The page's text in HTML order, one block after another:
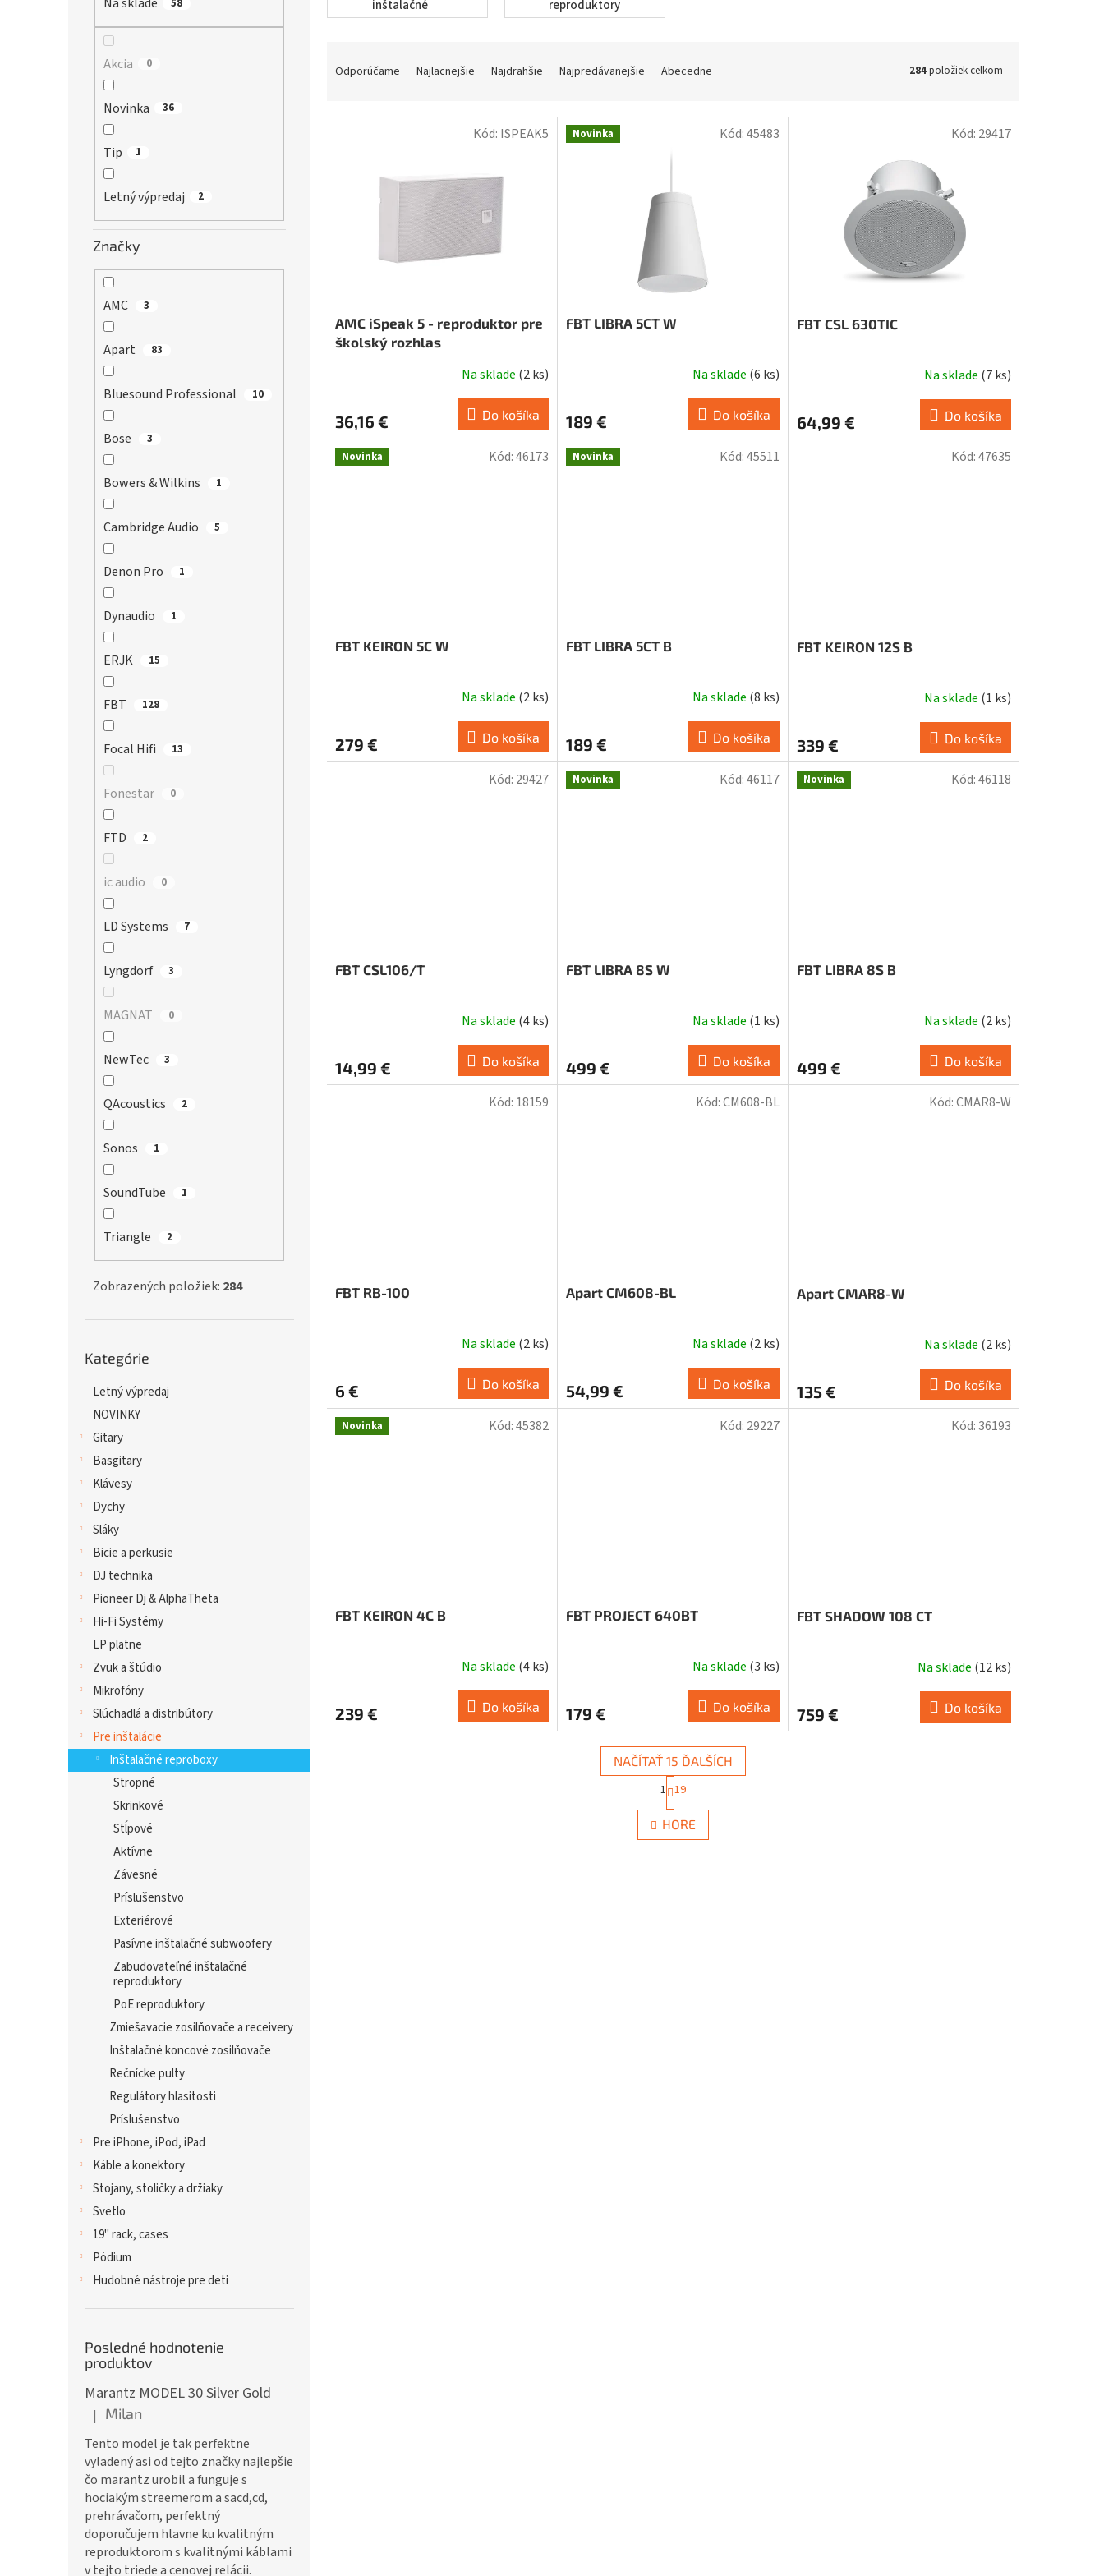
58
Akcia 0
Novinka 36
Tip 1
Letný výpredaj 2
Značky
AMC 3
Apart 83
Bluesound Professional 10
Bose 3
Bowers & Wilkins 1
Cambridge Audio 5
Denon Pro 1
Dynaudio 1
ERJK 15
FBT 128
Focal Hifi 13
Fonestar 0
FTD 2
ic audio 0
LD Systems 7
Lyngdorf 3
MAGNAT 0
NewTec 3
QAcoustics 2
Sonos 1
SoundTube 1
Triangle 2
Zobrazených položiek: 284
kategórie
Kategórie
Letný výpredaj
NOVINKY
Gitary
Basgitary
Klávesy
Dychy
Sláky
Bicie a perkusie
DJ technika
Pioneer Dj & AlphaTheta
Hi-Fi Systémy
LP platne
Zvuk a štúdio
Mikrofóny
Slúchadlá a distribútory
Pre inštalácie
Inštalačné reproboxy
Stropné
Skrinkové
Stĺpové
Aktívne
Závesné
Príslušenstvo
Exteriérové
Pasívne inštalačné subwoofery
Zabudovateľné inštalačné
reproduktory
PoE reproduktory
Zmiešavacie zosilňovače a receivery
Inštalačné koncové zosilňovače
Rečnícke pulty
Regulátory hlasitosti
Príslušenstvo
Pre iPhone, iPod, iPad
Káble a konektory
Stojany, stoličky a držiaky
Svetlo
19" rack, cases
Pódium
Hudobné nástroje pre deti
Posledné hodnotenie
produktov
Marantz MODEL 30 Silver Gold
Hodnotenie produktu je 5 z 5 hviezdičiek.
| Milan
Tento model je tak perfektne
vyladený asi od tejto značky najlepšie
čo marantz urobil a funguje s
hociakým streemerom a sacd,cd,
prehrávačom, perfektný
doporučujem hlavne ku kvalitným
reproduktorom s kvalitnými káblami
v tejto triede a cenovej relácii.
inštalačné
reproduktory
reproduktory
Odporúčame Najlacnejšie Najdrahšie Najpredávanejšie Abecedne 284položiek celkom
AMC iSpeak 5 - reproduktor pre
školský rozhlas
Na sklade (2 ks)
36,16 € Do košíka
Kód: ISPEAK5 Novinka
FBT LIBRA 5CT W
Na sklade (6 ks)
189 € Do košíka
Kód:45483
FBT CSL 630TIC
Na sklade (7 ks)
64,99 € Do košíka
Kód: 29417
Novinka
FBT KEIRON 5C W
Na sklade (2 ks)
279 € Do košíka
Kód:46173 Novinka
FBT LIBRA 5CT B
Na sklade (8 ks)
189 € Do košíka
Kód:45511
FBT KEIRON 12S B
Na sklade (1 ks)
339 € Do košíka
Kód:47635
FBT CSL106/T
Na sklade (4 ks)
14,99 € Do košíka
Kód: 29427 Novinka
FBT LIBRA 8S W
Na sklade (1 ks)
499 € Do košíka
Kód:46117 Novinka
FBT LIBRA 8S B
Na sklade (2 ks)
499 € Do košíka
Kód:46118
FBT RB-100
Na sklade (2 ks)
6 € Do košíka
Kód: 18159
Apart CM608-BL
Na sklade (2 ks)
54,99 € Do košíka
Kód:CM608-BL
Apart CMAR8-W
Na sklade (2 ks)
135 € Do košíka
Kód:CMAR8-W
Novinka
FBT KEIRON 4C B
Na sklade (4 ks)
239 € Do košíka
Kód:45382
FBT PROJECT 640BT
Na sklade (3 ks)
179 € Do košíka
Kód: 29227
FBT SHADOW 108 CT
produktu
je
Na sklade (12 ks)
759 € Do košíka
Kód: 36193
O
v
l
á
NAČÍTAŤ 15 ĎALŠÍCH
S
t
r
á
n
1 19
HORE